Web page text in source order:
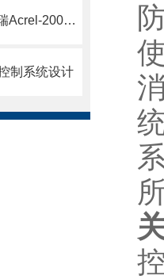
内蒙古光伏项目采用安科瑞Acrel-2000MG防逆流系统
制系统设计